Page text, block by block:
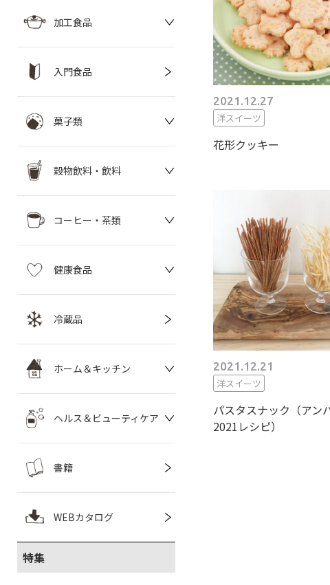
加工食品
入門食品
菓子類
穀物飲料・飲料
コーヒー・茶類
健康食品
冷蔵品
ホーム＆キッチン
ヘルス＆ビューティケア
書籍
WEBカタログ
特集
2021.12.27
洋スイーツ
花形クッキー
2021.12.21
洋スイーツ
パスタスナック（アン
2021レシピ）